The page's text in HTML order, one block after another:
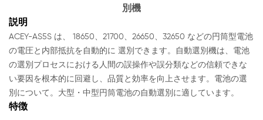
別機
説明
ACEY-AS5S は、 18650、21700、26650、32650 などの円筒型電池
の電圧と内部抵抗を自動的に 選別できます。自動選別機は、電池
の選別プロセスにおける人間の誤操作や誤分類などの信頼できな
い要因を根本的に回避し、品質と効率を向上させます。電池の選
別について。大型・中型円筒電池の自動選別に適しています。
特徴